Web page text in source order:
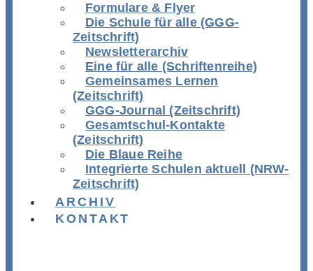
Formulare & Flyer
Die Schule für alle (GGG-
Zeitschrift)
Newsletterarchiv
Eine für alle (Schriftenreihe)
Gemeinsames Lernen
(Zeitschrift)
GGG-Journal (Zeitschrift)
Gesamtschul-Kontakte
(Zeitschrift)
Die Blaue Reihe
Integrierte Schulen aktuell (NRW-
Zeitschrift)
ARCHIV
KONTAKT